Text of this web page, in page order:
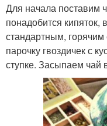
Для начала поставим
понадобится
стандартным,
парочку гвоздичек с
ступке. Засыпаем чай